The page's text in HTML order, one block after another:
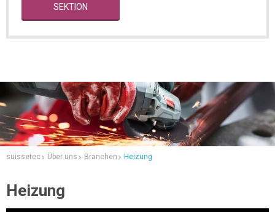
SEKTION
suissetec Über uns Branchen Heizung
Heizung